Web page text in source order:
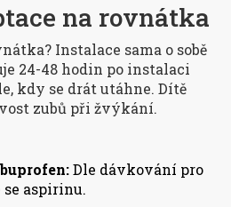
na rovnátka
Instalace sama o sobě
24-48 hodin po instalaci
kdy se drát utáhne. Dítě
zubů při žvýkání.
Dle dávkování pro
aspirinu.